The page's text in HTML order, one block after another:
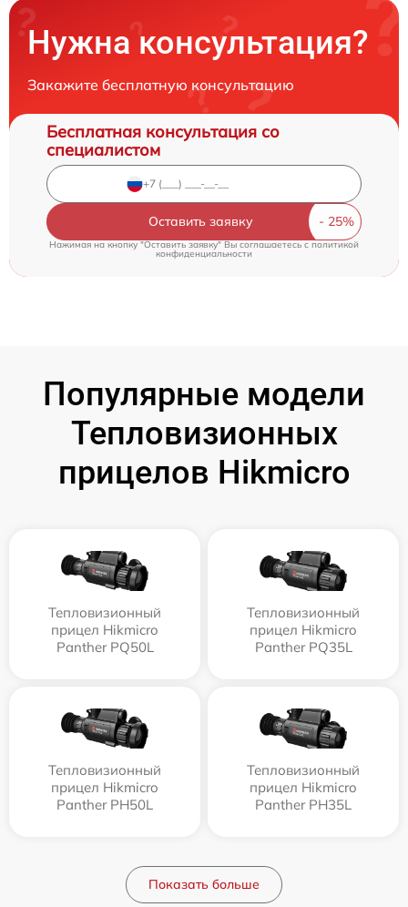
Нужна консультация?
Закажите бесплатную консультацию
Бесплатная консультация со
специалистом
Оставить заявку
Нажимая на кнопку "Оставить заявку" Вы соглашаетесь cполитикой
конфиденциальности
Популярные модели
Тепловизионных
прицелов Hikmicro
Тепловизионный
прицел Hikmicro
Panther PQ50L
Тепловизионный
прицел Hikmicro
Panther PQ35L
Тепловизионный
прицел Hikmicro
Panther PH50L
Тепловизионный
прицел Hikmicro
Panther PH35L
Показать больше